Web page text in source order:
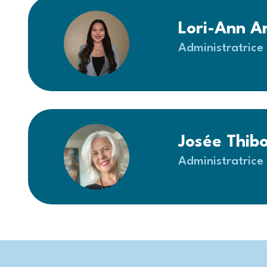
Lori-Ann
Administratrice
Josée
Administratrice